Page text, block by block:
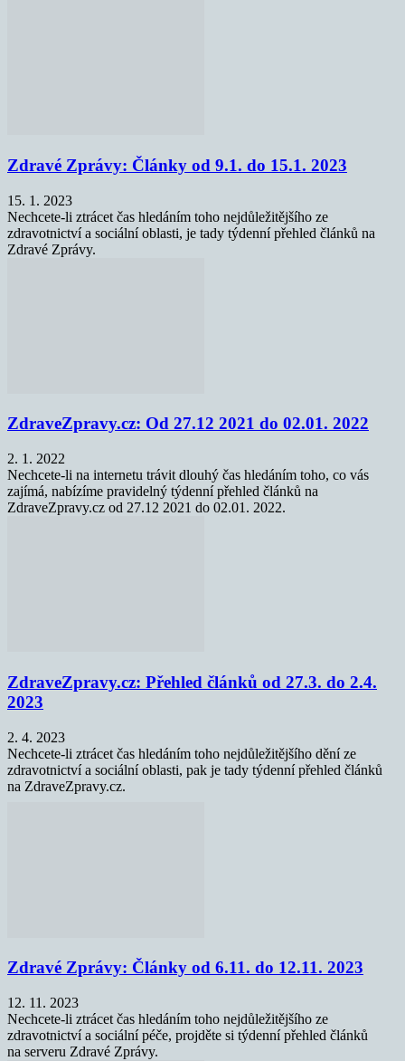
Zdravé Zprávy: Články od 9.1. do 15.1. 2023
15. 1. 2023
Nechcete-li ztrácet čas hledáním toho nejdůležitějšího ze
zdravotnictví a sociální oblasti, je tady týdenní přehled článků na
Zdravé Zprávy.
ZdraveZpravy.cz: Od 27.12 2021 do 02.01. 2022
2. 1. 2022
Nechcete-li na internetu trávit dlouhý čas hledáním toho, co vás
zajímá, nabízíme pravidelný týdenní přehled článků na
ZdraveZpravy.cz od 27.12 2021 do 02.01. 2022.
ZdraveZpravy.cz: Přehled článků od 27.3. do 2.4.
2023
2. 4. 2023
Nechcete-li ztrácet čas hledáním toho nejdůležitějšího dění ze
zdravotnictví a sociální oblasti, pak je tady týdenní přehled článků
na ZdraveZpravy.cz.
Zdravé Zprávy: Články od 6.11. do 12.11. 2023
12. 11. 2023
Nechcete-li ztrácet čas hledáním toho nejdůležitějšího ze
zdravotnictví a sociální péče, projděte si týdenní přehled článků
na serveru Zdravé Zprávy.